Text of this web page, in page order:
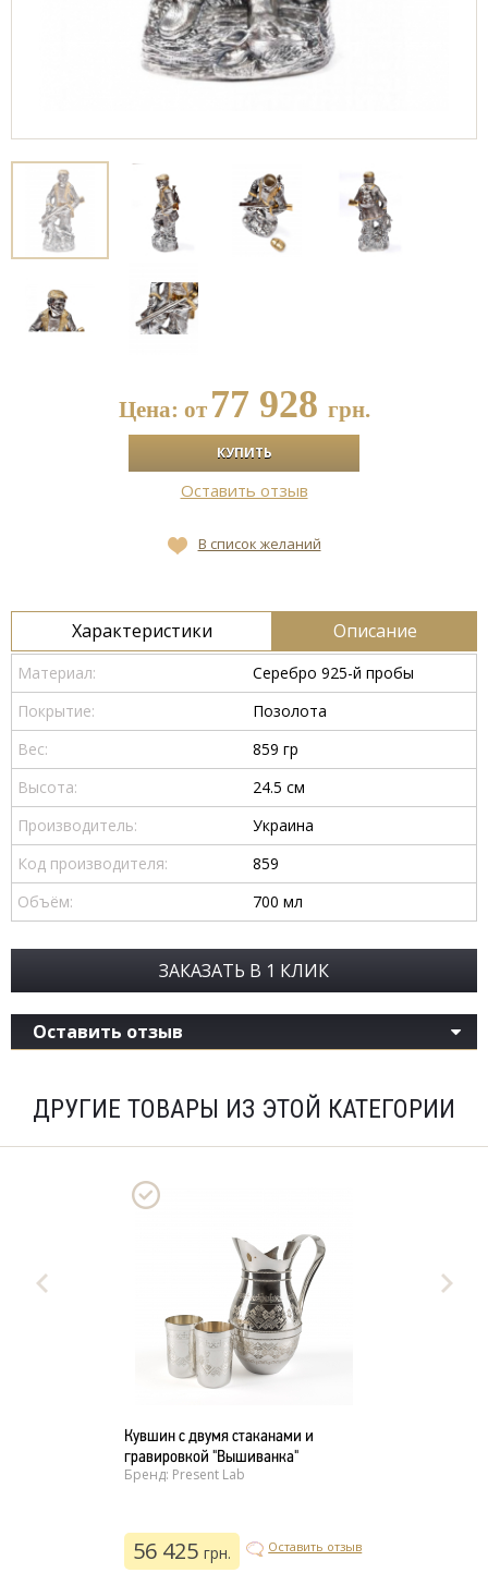
Цена: от 77 928 грн.
Оставить отзыв
В список желаний
Характеристики Описание
Материал:
Серебро 925-й пробы
Покрытие:
Позолота
Вес:
859 гр
Высота:
24.5 см
Производитель:
Украина
Код производителя:
859
Объём:
700 мл
ЗАКАЗАТЬ В 1 КЛИК
Оставить отзыв
ДРУГИЕ ТОВАРЫ ИЗ ЭТОЙ КАТЕГОРИИ
Кувшин с двумя стаканами и
гравировкой "Вышиванка"
Бренд: Present Lab
56 425 грн. Оставить отзыв